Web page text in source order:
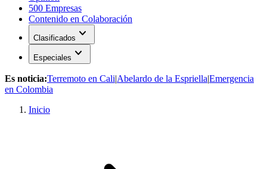
500 Empresas
Contenido en Colaboración
Clasificados expand_more
Especiales expand_more
Es noticia:Terremoto en Cali|Abelardo de la Espriella|Emergencia
en Colombia
Inicio